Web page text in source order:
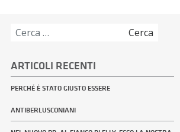
ARTICOLI RECENTI
PERCHÉ È STATO GIUSTO ESSERE
ANTIBERLUSCONIANI